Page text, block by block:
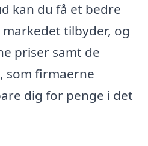
kan du få et bedre
tilbyder, og
priser samt de
som firmaerne
dig for penge i det